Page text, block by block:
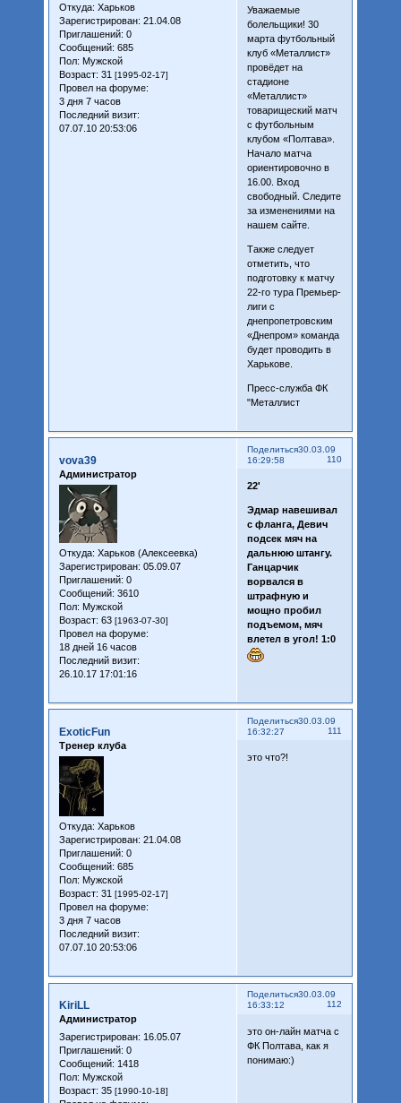
Откуда: Харьков
Зарегистрирован: 21.04.08
Приглашений: 0
Сообщений: 685
Пол: Мужской
Возраст: 31 [1995-02-17]
Провел на форуме:
3 дня 7 часов
Последний визит:
07.07.10 20:53:06
Уважаемые
болельщики! 30
марта футбольный
клуб «Металлист»
провёдет на
стадионе
«Металлист»
товарищеский матч
с футбольным
клубом «Полтава».
Начало матча
ориентировочно в
16.00. Вход
свободный. Следите
за изменениями на
нашем сайте.
Также следует
отметить, что
подготовку к матчу
22-го тура Премьер-
лиги с
днепропетровским
«Днепром» команда
будет проводить в
Харькове.
Пресс-служба ФК
"Металлист
Поделиться
110
30.03.09
16:29:58
vova39
Администратор
Откуда: Харьков (Алексеевка)
Зарегистрирован: 05.09.07
Приглашений: 0
Сообщений: 3610
Пол: Мужской
Возраст: 63 [1963-07-30]
Провел на форуме:
18 дней 16 часов
Последний визит:
26.10.17 17:01:16
22'
Эдмар навешивал
с фланга, Девич
подсек мяч на
дальнюю штангу.
Ганцарчик
ворвался в
штрафную и
мощно пробил
подъемом, мяч
влетел в угол! 1:0
Поделиться
111
30.03.09
16:32:27
ExoticFun
Тренер клуба
Откуда: Харьков
Зарегистрирован: 21.04.08
Приглашений: 0
Сообщений: 685
Пол: Мужской
Возраст: 31 [1995-02-17]
Провел на форуме:
3 дня 7 часов
Последний визит:
07.07.10 20:53:06
это что?!
Поделиться
112
30.03.09
16:33:12
KiriLL
Администратор
Зарегистрирован: 16.05.07
Приглашений: 0
Сообщений: 1418
Пол: Мужской
Возраст: 35 [1990-10-18]
это он-лайн матча с
ФК Полтава, как я
понимаю:)